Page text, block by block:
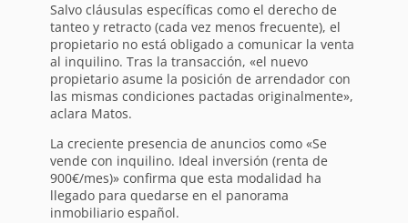
Salvo cláusulas específicas como el derecho de
tanteo y retracto (cada vez menos frecuente), el
propietario no está obligado a comunicar la venta
al inquilino. Tras la transacción, «el nuevo
propietario asume la posición de arrendador con
las mismas condiciones pactadas originalmente»,
aclara Matos.
La creciente presencia de anuncios como «Se
vende con inquilino. Ideal inversión (renta de
900€/mes)» confirma que esta modalidad ha
llegado para quedarse en el panorama
inmobiliario español.